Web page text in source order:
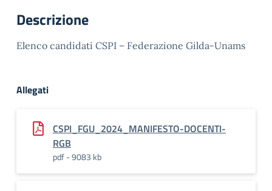
Descrizione
Elenco candidati CSPI – Federazione Gilda-Unams
Allegati
CSPI_FGU_2024_MANIFESTO-DOCENTI-
RGB
pdf - 9083 kb